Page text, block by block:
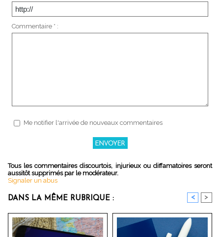
Commentaire * :
Me notifier l'arrivée de nouveaux commentaires
Tous les commentaires discourtois, injurieux ou diffamatoires seront
aussitôt supprimés par le modérateur.
Signaler un abus
DANS LA MÊME RUBRIQUE : < >